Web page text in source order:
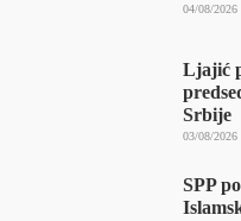
04/08/2026
Ljajić
Srbije
03/08/2026
SPP